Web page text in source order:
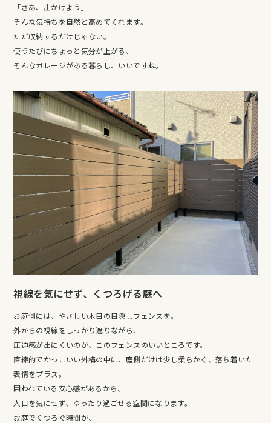
「さあ、出かけよう」
そんな気持ちを自然と高めてくれます。
ただ収納するだけじゃない。
使うたびにちょっと気分が上がる、
そんなガレージがある暮らし、いいですね。
視線を気にせず、くつろげる庭へ
お庭側には、やさしい木目の目隠しフェンスを。
外からの視線をしっかり遮りながら、
圧迫感が出にくいのが、このフェンスのいいところです。
直線的でかっこいい外構の中に、庭側だけは少し柔らかく、落ち着いた
表情をプラス。
囲われている安心感があるから、
人目を気にせず、ゆったり過ごせる空間になります。
お庭でくつろぐ時間が、